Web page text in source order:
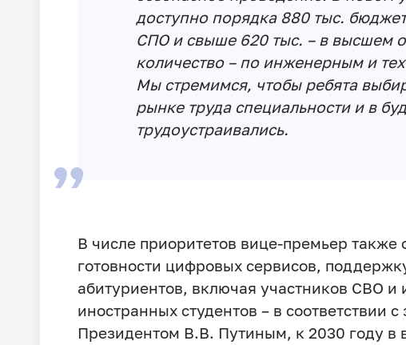
доступно порядка 880 тыс.
СПО и свыше 620 тыс. – в высшем
количество – по инженерным и
Мы стремимся, чтобы ребята
рынке труда специальности и в
трудоустраивались.
В числе приоритетов вице-премьер также
готовности цифровых сервисов,
абитуриентов, включая участников СВО и
иностранных студентов – в соответствии
Президентом В.В. Путиным, к 2030 году в